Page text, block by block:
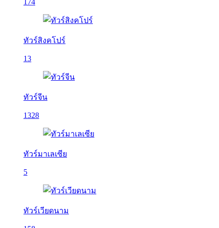
174
ทัวร์สิงคโปร์
13
ทัวร์จีน
1328
ทัวร์มาเลเซีย
5
ทัวร์เวียดนาม